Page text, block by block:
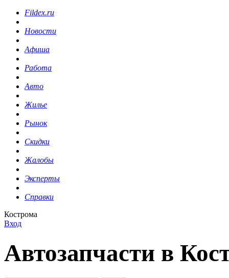
Fildex.ru
Новости
Афиша
Работа
Авто
Жилье
Рынок
Скидки
Жалобы
Эксперты
Справки
Кострома
Вход
Автозапчасти в